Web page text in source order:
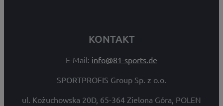
KONTAKT
E-Mail: info@81-sports.de
SPORTPROFIS Group Sp. z o.o.
ul. Kożuchowska 20D, 65-364 Zielona Góra, POLEN